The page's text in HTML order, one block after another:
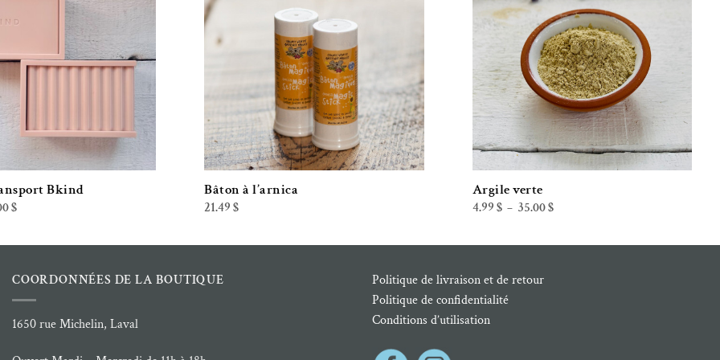
Bkind
$Le
Bâton à l’arnica
21.49 $
Argile verte
4.99 $ – 35.00$Plage
COORDONNÉES DE LA BOUTIQUE
1650 rue Michelin, Laval
Politique de livraison et de retour
Politique de confidentialité
Conditions d’utilisation